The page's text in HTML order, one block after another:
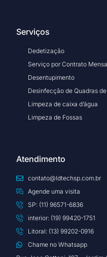
Serviços
Dedetização
Serviço por Contrato
Desentupimento
Desinfecção de Quadras
Limpeza de caixa d’água
Limpeza de Fossas
Atendimento
contato@ldtechsp.com.br
Agende uma visita
SP: (11) 96571-6836
interior: (19) 99420-1751
Litoral: (13) 99202-0916
Chame no Whatsapp